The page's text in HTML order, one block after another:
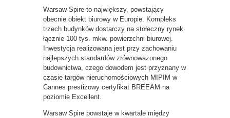
Warsaw Spire to największy, powstający
obecnie obiekt biurowy w Europie. Kompleks
trzech budynków dostarczy na stołeczny rynek
łącznie 100 tys. mkw. powierzchni biurowej.
Inwestycja realizowana jest przy zachowaniu
najlepszych standardów zrównoważonego
budownictwa, czego dowodem jest przyznany w
czasie targów nieruchomościowych MIPIM w
Cannes prestiżowy certyfikat BREEAM na
poziomie Excellent.
Warsaw Spire powstaje w kwartale między